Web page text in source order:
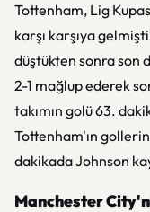
Tottenham, Lig
karşı karşıya
düştükten sonra son
2-1 mağlup ederek
takımın golü 63.
Tottenham'ın
dakikada Johnson
Manchester